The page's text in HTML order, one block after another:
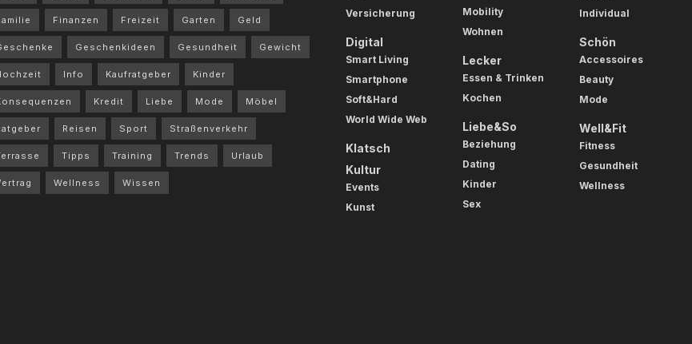
Finanzen Freizeit Garten Geld
Geschenkideen Gesundheit Gewicht
Info Kaufratgeber Kinder
Kredit Liebe Mode Möbel
Reisen Sport Straßenverkehr
Tipps Training Trends Urlaub
Wellness Wissen
Versicherung
Digital
Smart Living
Smartphone
Soft&Hard
World Wide Web
Klatsch
Kultur
Events
Kunst
Mobility
Wohnen
Lecker
Essen & Trinken
Kochen
Liebe&So
Beziehung
Dating
Kinder
Sex
Individual
Schön
Accessoires
Beauty
Mode
Well&Fit
Fitness
Gesundheit
Wellness